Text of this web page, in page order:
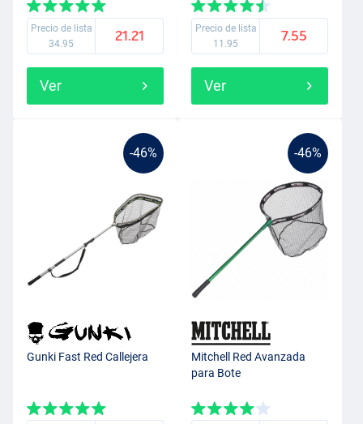
Precio de lista
34.95
21.21
Ver
Precio de lista
11.95
7.55
Ver
-46%
Gunki Fast Red Callejera
-46%
Mitchell Red Avanzada
para Bote